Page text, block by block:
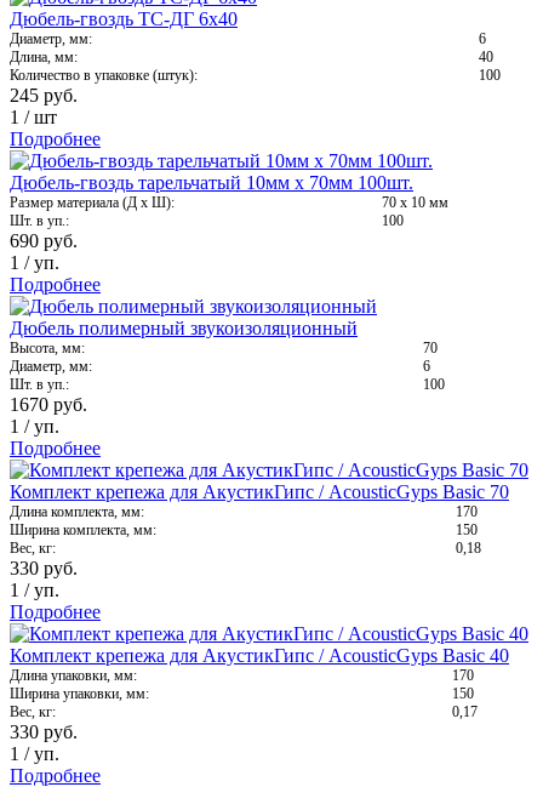
Дюбель-гвоздь ТС-ДГ 6х40
Диаметр, мм:
6
Длина, мм:
40
Количество в упаковке (штук):
100
245 руб.
1 /шт
Подробнее
Дюбель-гвоздь тарельчатый 10мм х 70мм 100шт.
Размер материала (Д х Ш):
70 х 10 мм
Шт. в уп.:
100
690 руб.
1 /уп.
Подробнее
Дюбель полимерный звукоизоляционный
Высота, мм:
70
Диаметр, мм:
6
Шт. в уп.:
100
1670 руб.
1 /уп.
Подробнее
Комплект крепежа для АкустикГипс / AcousticGyps Basic 70
Длина комплекта, мм:
170
Ширина комплекта, мм:
150
Вес, кг:
0,18
330 руб.
1 /уп.
Подробнее
Комплект крепежа для АкустикГипс / AcousticGyps Basic 40
Длина упаковки, мм:
170
Ширина упаковки, мм:
150
Вес, кг:
0,17
330 руб.
1 /уп.
Подробнее